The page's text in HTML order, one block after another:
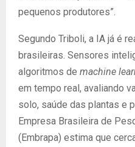
pequenos produtores”.
Segundo Triboli, a IA já é
brasileiras. Sensores
algoritmos de machine
em tempo real, avaliando
solo, saúde das plantas e
Empresa Brasileira de
(Embrapa) estima que